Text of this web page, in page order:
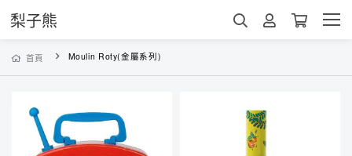
梨子熊
首頁 Moulin Roty(金屬系列)